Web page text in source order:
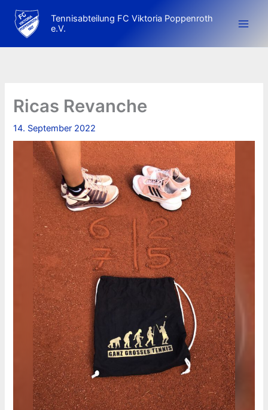
Inhalt
springen
Tennisabteilung FC Viktoria Poppenroth
e.V.
Ricas Revanche
14. September 2022